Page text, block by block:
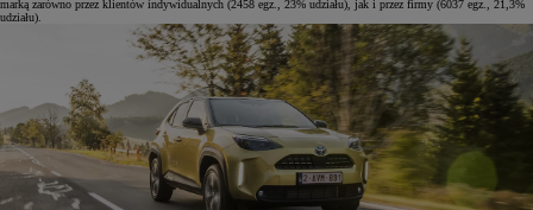
marką zarówno przez klientów indywidualnych (2458 egz., 23% udziału), jak i przez firmy (6037 egz., 21,3%
udziału).